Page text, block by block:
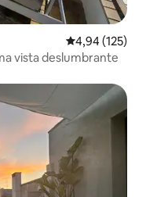
4,94 de uma
4,94 (125)
vista deslumbrante